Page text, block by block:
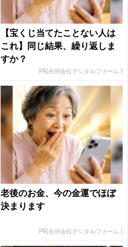
【宝くじ当てたことない人は
これ】同じ結果、繰り返しま
すか？
PR(合同会社デジタルファーム )
老後のお金、今の金運でほぼ
決まります
PR(合同会社デジタルファーム )